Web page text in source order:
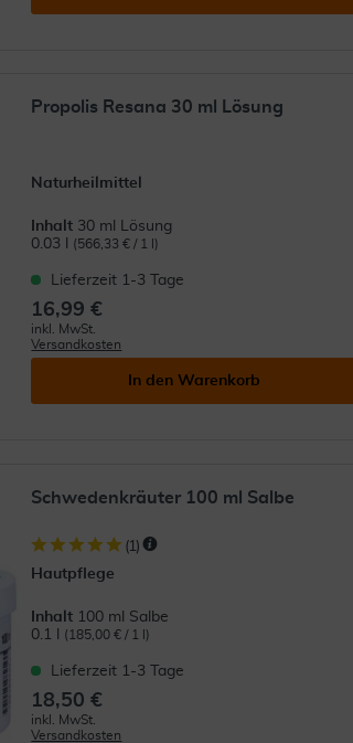
Propolis Resana 30 ml Lösung
Naturheilmittel
Inhalt 30 ml Lösung
0.03 l
(566,33 € / 1 l)
Lieferzeit 1-3 Tage
16,99 €
inkl. MwSt.
Versandkosten
In den Warenkorb
Schwedenkräuter 100 ml Salbe
(1 )
Hautpflege
Inhalt 100 ml Salbe
0.1 l
(185,00 € / 1 l)
Lieferzeit 1-3 Tage
18,50 €
inkl. MwSt.
Versandkosten